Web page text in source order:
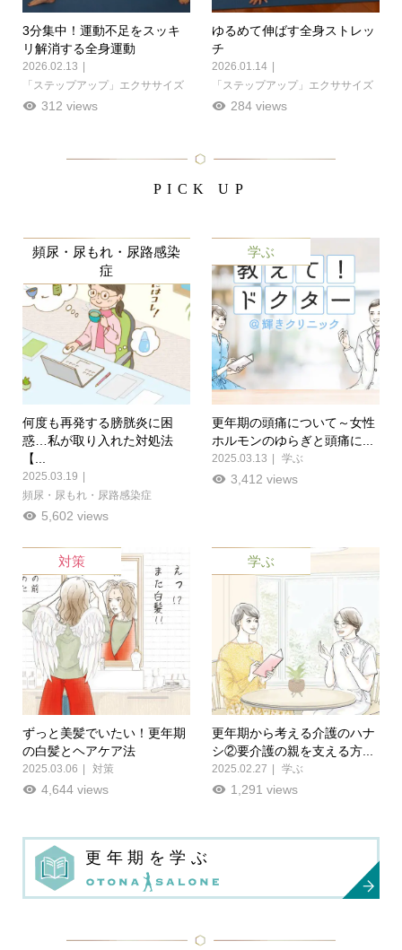
3分集中！運動不足をスッキ
リ解消する全身運動
2026.02.13
「ステップアップ」エクササイズ
312 views
ゆるめて伸ばす全身ストレッ
チ
2026.01.14
「ステップアップ」エクササイズ
284 views
PICK UP
頻尿・尿もれ・尿路感染
症
何度も再発する膀胱炎に困
惑…私が取り入れた対処法
【...
2025.03.19
頻尿・尿もれ・尿路感染症
5,602 views
学ぶ
更年期の頭痛について～女性
ホルモンのゆらぎと頭痛に...
2025.03.13 学ぶ
3,412 views
対策
ずっと美髪でいたい！更年期
の白髪とヘアケア法
2025.03.06 対策
4,644 views
学ぶ
更年期から考える介護のハナ
シ②要介護の親を支える方...
2025.02.27 学ぶ
1,291 views
更年期を学ぶ